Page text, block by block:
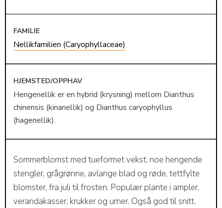
FAMILIE
Nellikfamilien (Caryophyllaceae)
HJEMSTED/OPPHAV
Hengenellik er en hybrid (krysning) mellom Dianthus
chinensis (kinanellik) og Dianthus caryophyllus
(hagenellik).
Sommerblomst med tueformet vekst, noe hengende
stengler, grågrønne, avlange blad og røde, tettfylte
blomster, fra juli til frosten. Populær plante i ampler,
verandakasser, krukker og urner. Også god til snitt.